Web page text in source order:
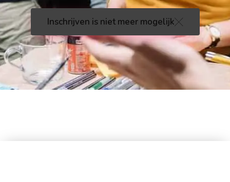
Inschrijven is niet meer mogelijk